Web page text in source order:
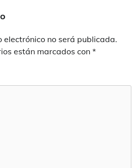
electrónico no será publicada.
están marcados con *